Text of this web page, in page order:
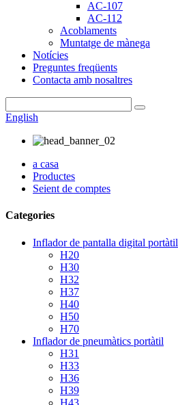
AC-107
AC-112
Acoblaments
Muntatge de mànega
Notícies
Preguntes freqüents
Contacta amb nosaltres
English
a casa
Productes
Seient de comptes
Categories
Inflador de pantalla digital portàtil
H20
H30
H32
H37
H40
H50
H70
Inflador de pneumàtics portàtil
H31
H33
H36
H39
H43